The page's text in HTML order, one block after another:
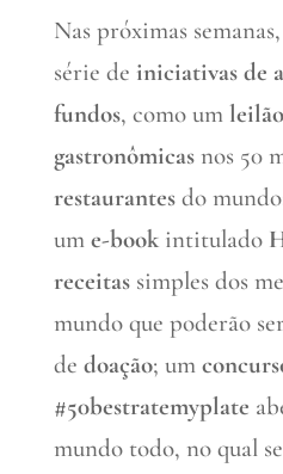
Nas próximas
série de iniciativas de
fundos, como um
gastronômicasnos 50
restaurantesdo
um e-book intitulado
receitassimples dos
mundo que poderão
de doação; um
#50bestratemyplate
mundo todo, no qual